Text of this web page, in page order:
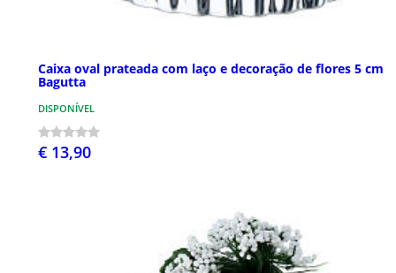
Caixa oval prateada com laço e decoração de flores 5 cm
Bagutta
DISPONÍVEL
€ 13,90